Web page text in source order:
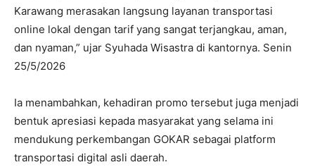
Karawang merasakan langsung layanan transportasi
online lokal dengan tarif yang sangat terjangkau, aman,
dan nyaman,” ujar Syuhada Wisastra di kantornya. Senin
25/5/2026
Ia menambahkan, kehadiran promo tersebut juga menjadi
bentuk apresiasi kepada masyarakat yang selama ini
mendukung perkembangan GOKAR sebagai platform
transportasi digital asli daerah.